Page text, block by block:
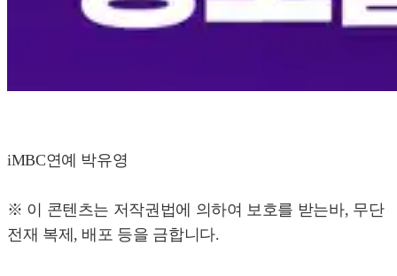
iMBC연예 박유영
※ 이 콘텐츠는 저작권법에 의하여 보호를 받는바, 무단
전재 복제, 배포 등을 금합니다.